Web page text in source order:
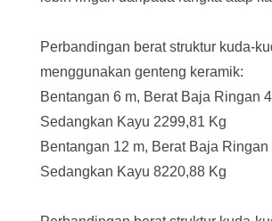
Perbandingan berat struktur kuda-
menggunakan genteng keramik:
Bentangan 6 m, Berat Baja Ringan
Sedangkan Kayu 2299,81 Kg
Bentangan 12 m, Berat Baja
Sedangkan Kayu 8220,88 Kg